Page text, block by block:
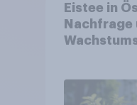
Eistee in
Nachfrage